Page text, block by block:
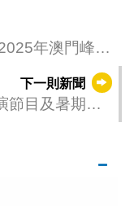
年澳門峰會”
下一則新聞
節目及暑期工